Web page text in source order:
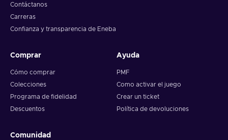
Contáctanos
Carreras
Confianza y transparencia de Eneba
Comprar
Cómo comprar
Colecciones
Programa de fidelidad
Descuentos
Ayuda
PMF
Como activar el juego
Crear un ticket
Política de devoluciones
Comunidad